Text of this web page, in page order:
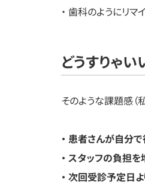
・ 歯科のようにリ
どうすりゃい
そのような課題感（
・ 患者さんが自分
・ スタッフの負担
・ 次回受診予定日